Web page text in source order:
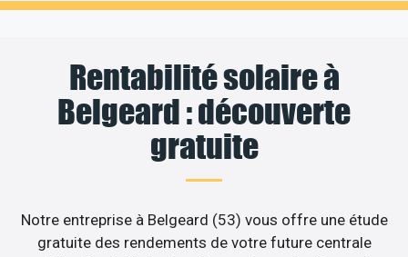
Rentabilité solaire à
Belgeard : découverte
gratuite
Notre entreprise à Belgeard (53) vous offre une étude
gratuite des rendements de votre future centrale